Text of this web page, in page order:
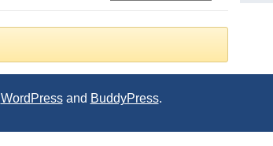
WordPressand BuddyPress.